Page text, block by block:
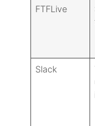
FTFLive
Slack